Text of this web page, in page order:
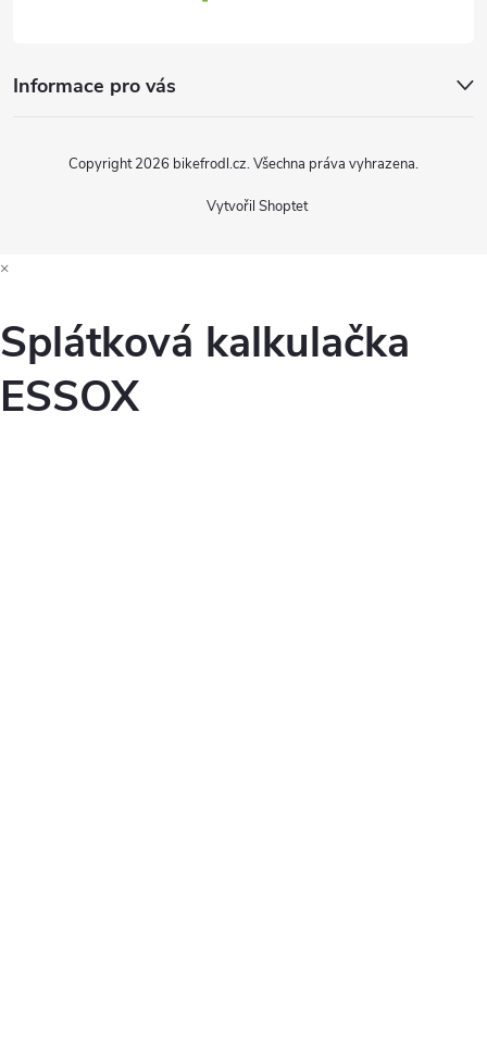
Informace pro vás
Vytvořil Shoptet
Copyright 2026 bikefrodl.cz. Všechna práva vyhrazena.
×
Splátková kalkulačka
ESSOX